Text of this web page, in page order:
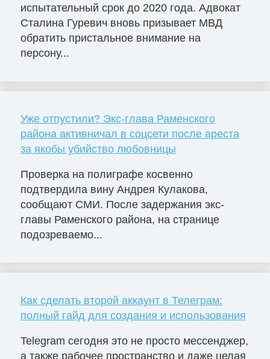
испытательный срок до 2020 года. Адвокат
Сталина Гуревич вновь призывает МВД
обратить пристальное внимание на
персону...
Уже отпустили? Экс-глава Раменского
района активничал в соцсети после ареста
за якобы убийство любовницы
Проверка на полиграфе косвенно
подтвердила вину Андрея Кулакова,
сообщают СМИ. После задержания экс-
главы Раменского района, на странице
подозреваемо...
Как сделать второй аккаунт в Телеграм:
полный гайд для создания и использования
Telegram сегодня это не просто мессенджер,
а также рабочее пространство и даже целая